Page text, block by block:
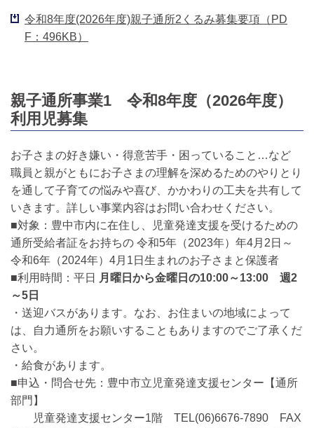
令和8年度(2026年度)親子通所2くるみ募集要項（PD
F：496KB）
親子通所事業1 令和8年度（2026年度）
利用児募集
お子さまの好き嫌い・得意苦手・困っていること…など
職員と親がともにお子さまの理解を深めるためのやりとり
を通して子育ての悩みや喜び、かかわりの工夫を共有して
いきます。詳しい事業内容はお問い合わせください。
■対象：豊中市内に在住し、児童発達支援を受けるための
通所受給者証をお持ちの 令和5年（2023年）年4月2日～
令和6年（2024年）4月1日生まれのお子さまと保護者
■利用時間：平日
月曜日から金曜日の10:00～13:00 週2
～5日
・送迎バスがあります。なお、お住まいの地域によって
は、自力通所をお願いすることもありますのでご了承くだ
さい。
・給食があります。
■申込・問合せ先：豊中市立児童発達支援センター【通所
部門】
児童発達支援センター1階 TEL(06)6676-7890 FAX